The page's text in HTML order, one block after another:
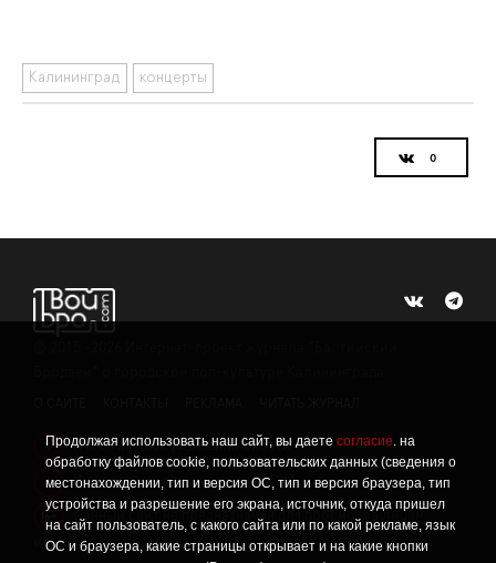
Продолжая использовать наш сайт, вы даете согласие. на
обработку файлов cookie, пользовательских данных (сведения о
местонахождении, тип и версия ОС, тип и версия браузера, тип
устройства и разрешение его экрана, источник, откуда пришел
на сайт пользователь, с какого сайта или по какой рекламе, язык
ОС и браузера, какие страницы открывает и на какие кнопки
Калининград концерты
! Политика конфиденциальности
! Информация о проведении СОУТ
Данный сайт не предназначен для просмотра лицам
младше 16 лет.